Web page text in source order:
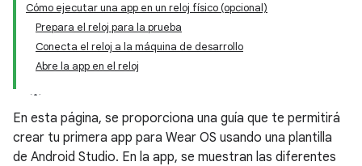
Cómo ejecutar una app en un reloj físico (opcional)
Prepara el reloj para la prueba
Conecta el reloj a la máquina de desarrollo
Abre la app en el reloj
En esta página, se proporciona una guía que te permitirá
crear tu primera app para Wear OS usando una plantilla
de Android Studio. En la app, se muestran las diferentes